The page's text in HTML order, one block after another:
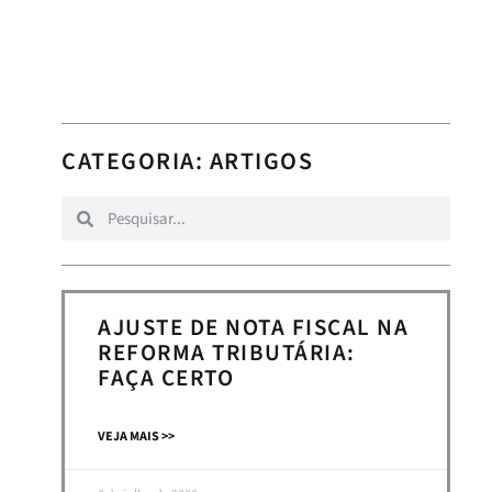
CATEGORIA: ARTIGOS
AJUSTE DE NOTA FISCAL NA
REFORMA TRIBUTÁRIA:
FAÇA CERTO
VEJA MAIS >>